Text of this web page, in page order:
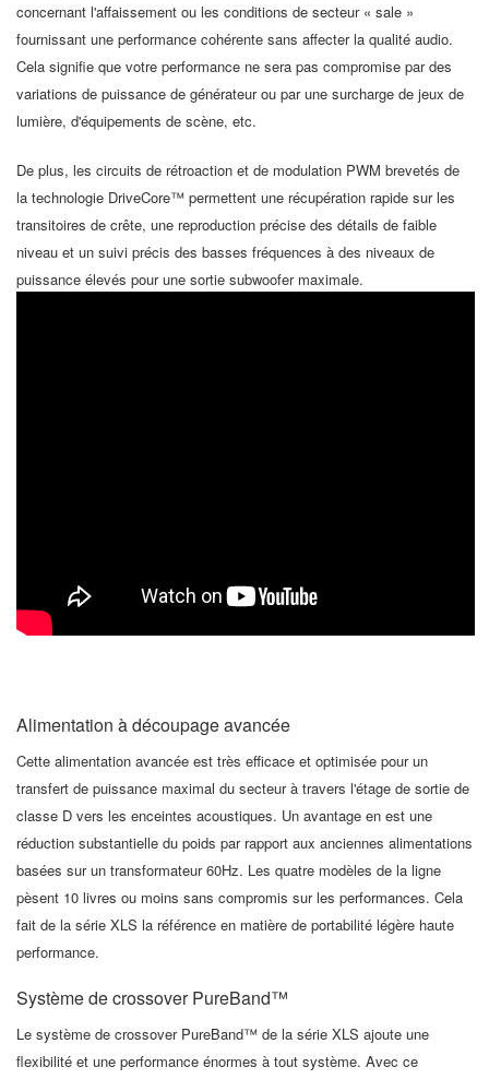
concernant l'affaissement ou les conditions de secteur « sale »
fournissant une performance cohérente sans affecter la qualité audio.
Cela signifie que votre performance ne sera pas compromise par des
variations de puissance de générateur ou par une surcharge de jeux de
lumière, d'équipements de scène, etc.
De plus, les circuits de rétroaction et de modulation PWM brevetés de
la technologie DriveCore™ permettent une récupération rapide sur les
transitoires de crête, une reproduction précise des détails de faible
niveau et un suivi précis des basses fréquences à des niveaux de
puissance élevés pour une sortie subwoofer maximale.
Alimentation à découpage avancée
Cette alimentation avancée est très efficace et optimisée pour un
transfert de puissance maximal du secteur à travers l'étage de sortie de
classe D vers les enceintes acoustiques. Un avantage en est une
réduction substantielle du poids par rapport aux anciennes alimentations
basées sur un transformateur 60Hz. Les quatre modèles de la ligne
pèsent 10 livres ou moins sans compromis sur les performances. Cela
fait de la série XLS la référence en matière de portabilité légère haute
performance.
Système de crossover PureBand™
Le système de crossover PureBand™ de la série XLS ajoute une
flexibilité et une performance énormes à tout système. Avec ce